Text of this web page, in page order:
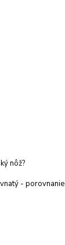
nôž?
- porovnanie